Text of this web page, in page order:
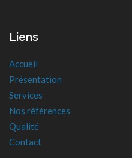
Liens
Accueil
Présentation
Services
Nos références
Qualité
Contact